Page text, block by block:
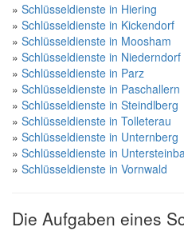
» Schlüsseldienste in Hiering
» Schlüsseldienste in Kickendorf
» Schlüsseldienste in Moosham
» Schlüsseldienste in Niederndorf
» Schlüsseldienste in Parz
» Schlüsseldienste in Paschallern
» Schlüsseldienste in Steindlberg
» Schlüsseldienste in Tolleterau
» Schlüsseldienste in Unternberg
» Schlüsseldienste in
» Schlüsseldienste in Vornwald
Die Aufgaben eines